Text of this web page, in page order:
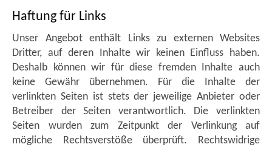
Haftung für Links
Unser Angebot enthält Links zu externen Websites
Dritter, auf deren Inhalte wir keinen Einfluss haben.
Deshalb können wir für diese fremden Inhalte auch
keine Gewähr übernehmen. Für die Inhalte der
verlinkten Seiten ist stets der jeweilige Anbieter oder
Betreiber der Seiten verantwortlich. Die verlinkten
Seiten wurden zum Zeitpunkt der Verlinkung auf
mögliche Rechtsverstöße überprüft. Rechtswidrige